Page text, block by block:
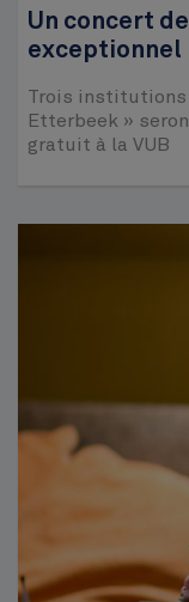
Un concert
exceptionnel
Trois institutions
Etterbeek »
gratuit à la VUB